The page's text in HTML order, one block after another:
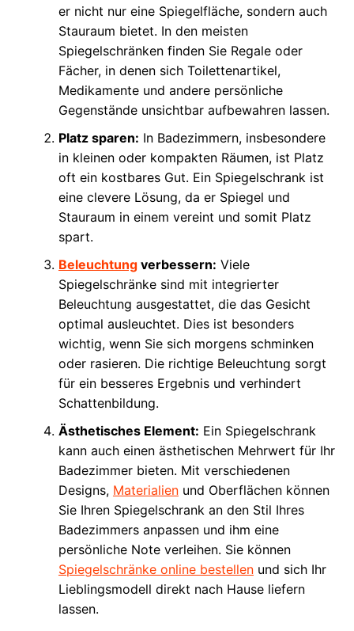
er nicht nur eine Spiegelfläche, sondern auch
Stauraum bietet. In den meisten
Spiegelschränken finden Sie Regale oder
Fächer, in denen sich Toilettenartikel,
Medikamente und andere persönliche
Gegenstände unsichtbar aufbewahren lassen.
Platz sparen: In Badezimmern, insbesondere
in kleinen oder kompakten Räumen, ist Platz
oft ein kostbares Gut. Ein Spiegelschrank ist
eine clevere Lösung, da er Spiegel und
Stauraum in einem vereint und somit Platz
spart.
Beleuchtungverbessern: Viele
Spiegelschränke sind mit integrierter
Beleuchtung ausgestattet, die das Gesicht
optimal ausleuchtet. Dies ist besonders
wichtig, wenn Sie sich morgens schminken
oder rasieren. Die richtige Beleuchtung sorgt
für ein besseres Ergebnis und verhindert
Schattenbildung.
Ästhetisches Element: Ein Spiegelschrank
kann auch einen ästhetischen Mehrwert für Ihr
Badezimmer bieten. Mit verschiedenen
Designs, Materialienund Oberflächen können
Sie Ihren Spiegelschrank an den Stil Ihres
Badezimmers anpassen und ihm eine
persönliche Note verleihen. Sie können
Spiegelschränke online bestellenund sich Ihr
Lieblingsmodell direkt nach Hause liefern
lassen.